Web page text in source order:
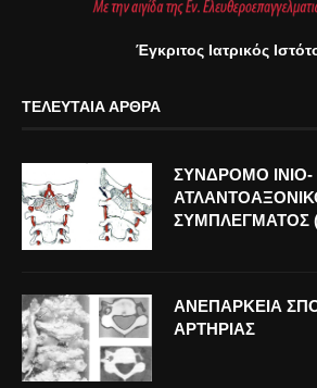
Έγκριτος Ιατρικός
ΤΕΛΕΥΤΑΊΑ ΆΡΘΡΑ
ΣΥΝΔΡΟΜΟ ΙΝΙΟ-
ΣΥΜΠΛΕΓΜΑΤΟΣ
ΑΝΕΠΑΡΚΕΙΑ
ΑΡΤΗΡΙΑΣ